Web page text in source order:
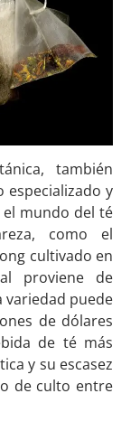
también
especializado y
el mundo del té
como el
cultivado en
proviene de
variedad puede
de dólares
de té más
y su escasez
de culto entre